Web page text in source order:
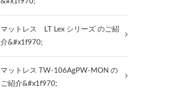
マットレス LT Lex シリーズ のご紹
介&#x1f970;
マットレス TW-106AgPW-MON の
ご紹介&#x1f970;